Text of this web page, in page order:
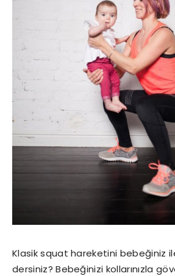
Klasik squat hareketini bebeğiniz
dersiniz? Bebeğinizi kollarınızla